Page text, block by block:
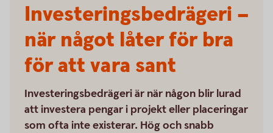
Investeringsbedrägeri –
när något låter för bra
för att vara sant
Investeringsbedrägeri är när någon blir lurad
att investera pengar i projekt eller placeringar
som ofta inte existerar. Hög och snabb